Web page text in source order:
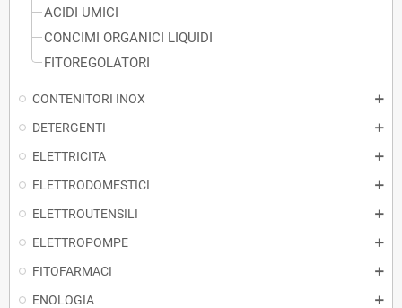
ACIDI UMICI
CONCIMI ORGANICI LIQUIDI
FITOREGOLATORI
CONTENITORI INOX
DETERGENTI
ELETTRICITA
ELETTRODOMESTICI
ELETTROUTENSILI
ELETTROPOMPE
FITOFARMACI
ENOLOGIA